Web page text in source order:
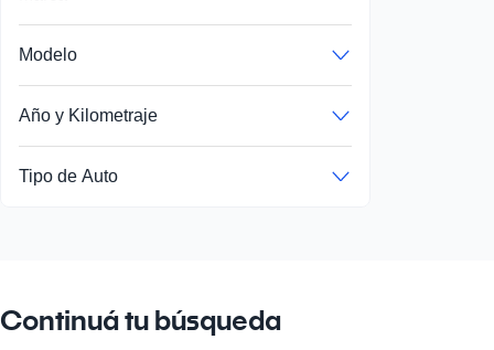
Modelo
Año y Kilometraje
Tipo de Auto
Continuá tu búsqueda